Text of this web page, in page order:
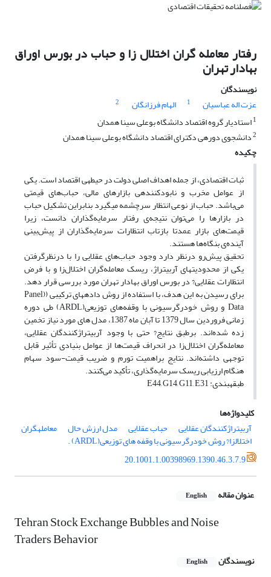
رفتار معامله گران اختلال زا و حباب در بورس اوراق
بهادار تهران
نویسندگان
عزت اله عباسیان
1 الهام فرزانگان
2
1استادیار گروه اقتصاد دانشگاه بوعلی سینا همدان
2دانشجوی دوره‎ی دکترای اقتصاد دانشگاه بوعلی سینا همدان
چکیده
ثبات اقتصادی، از جمله اهداف اصلی دولت در حیطه‎ی اقتصاد است. یکی
از عوامل مخرب و نابودکننده‎ی بازارهای مالی، حباب‌های قیمتی
می‌باشد. حباب از نوعی انتظار سرچشمه می‎گیرد بنابراین تشکیل حباب
در بازارها را می‌توان نتیجه‌ی رفتار سرمایه‌گذاران دانست، زیرا
قیمت‌های بازار عمدتا بازتاب انتظارات سرمایه‌گذاران از پیش‌بینی
آینده‌ی بنگاه‌ها هستند.
تحقیق پیش‌رو درنظر دارد وجود حباب‌های عقلایی را با درنظر‌گرفتن
یکی از محدودیت‎های آربیتراژ، ریسک معامله‌گران اختلال‌زا و با فرض
انتظارات عقلایی? در بورس اوراق بهادار تهران مورد بررسی قرار دهد.
برای رسیدن به این هدف، با استفاده از روش داده‎های ترکیبی ((Panel
Data و روش خودرگرسیونی با وقفه‌های توزیعی(ARDL) طی دوره
زمانی فروردین سال 1379 تا آبان ماه 1387، مدل های مورد نیاز تخمین
زده شده‌اند. برطبق نتایج? حتی با وجود آربیتراژ‌کنندگان عقلایی،
معامله‌گران اختلال‌زا در انحراف قیمت‌ها از عوامل بنیادی تأثیر قابل
توجهی داشته‌اند. نتایج براهمیت تورم و ضریب قیمت-سود سهام
هنگام ارزیابی ریسک سرمایه‌گذاری، تأکید می‌کنند.
طبقه‎بندی: E44, G14, G11, E31
کلیدواژه‌ها
آربیتراژکنندگان عقلایی
حباب عقلایی مدل ارزش حال معامله‎گران
اختلال‎زا? روش خودرگرسیونی با وقفه های توزیعی(ARDL) .
20.1001.1.00398969.1390.46.3.7.9
عنوان مقاله English
Tehran Stock Exchange Bubbles and Noise
Traders Behavior
نویسندگان English